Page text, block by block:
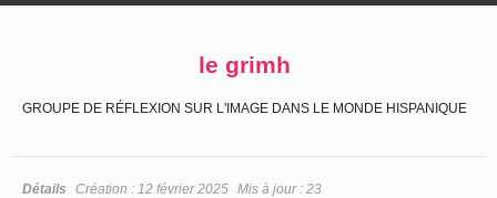
le grimh
GROUPE DE RÉFLEXION SUR L'IMAGE DANS LE MONDE HISPANIQUE
Détails Création : 12 février 2025 Mis à jour : 23